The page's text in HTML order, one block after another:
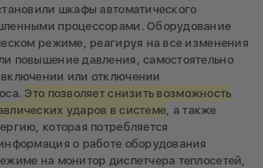
шкафы автоматического
процессорами. Оборудование
режиме, реагируя на все изменения
повышение давления, самостоятельно
или отключении
Это позволяет снизить возможность
ударов в системе , а также
которая потребляется
о работе оборудования
на монитор диспетчера теплосетей,